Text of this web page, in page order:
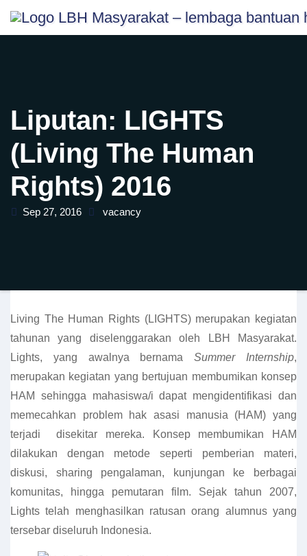
content
Skip
Liputan: LIGHTS
(Living The Human
Rights) 2016
Sep 27, 2016 vacancy
Living The Human Rights (LIGHTS) merupakan kegiatan
tahunan yang diselenggarakan oleh LBH Masyarakat.
Lights, yang awalnya bernamaSummer Internship,
merupakan kegiatan yang bertujuan membumikan konsep
HAM sehingga mahasiswa/i dapat mengidentifikasi dan
memecahkan problem hak asasi manusia (HAM) yang
terjadi disekitar mereka. Konsep membumikan HAM
dilakukan dengan metode seperti pemberian materi,
diskusi, sharing pengalaman, kunjungan ke berbagai
komunitas, hingga pemutaran film. Sejak tahun 2007,
Lights telah menghasilkan ratusan orang alumnus yang
tersebar diseluruh Indonesia.